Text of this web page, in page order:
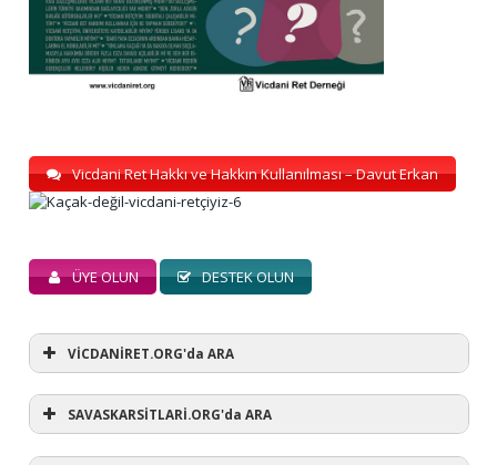
Vicdani Ret Hakkı ve Hakkın Kullanılması – Davut Erkan
ÜYE OLUN DESTEK OLUN
VİCDANİRET.ORG'da ARA
SAVASKARSİTLARİ.ORG'da ARA